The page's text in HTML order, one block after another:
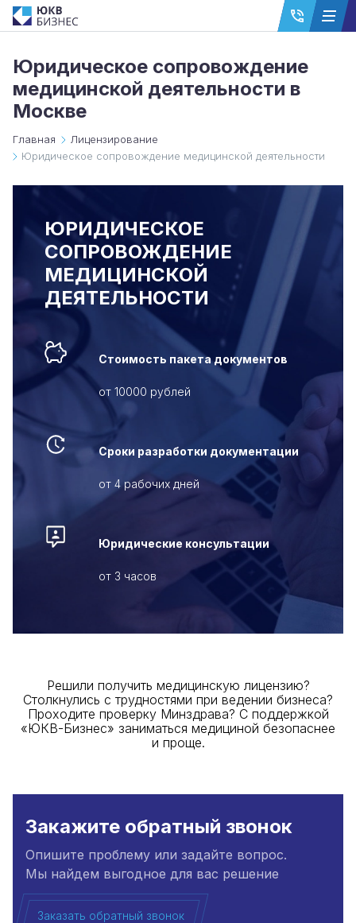
Юридическое сопровождение
медицинской деятельности в
Москве
Главная
Лицензирование
Юридическое сопровождение медицинской деятельности
ЮРИДИЧЕСКОЕ
СОПРОВОЖДЕНИЕ
МЕДИЦИНСКОЙ
ДЕЯТЕЛЬНОСТИ
Стоимость пакетадокументов
от 10000 рублей
Сроки разработки документации
от 4 рабочих дней
Юридические консультации
от 3 часов
Решили получить медицинскую лицензию?
Столкнулись с трудностями при ведении бизнеса?
Проходите проверку Минздрава? С поддержкой
«ЮКВ-Бизнес» заниматься медициной безопаснее
и проще.
Закажите обратный звонок
Опишите проблему или задайте вопрос.
Мы найдем выгодное для вас решение
Заказать обратный звонок